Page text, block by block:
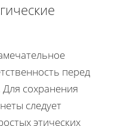
перед
сохранения
следует
этических